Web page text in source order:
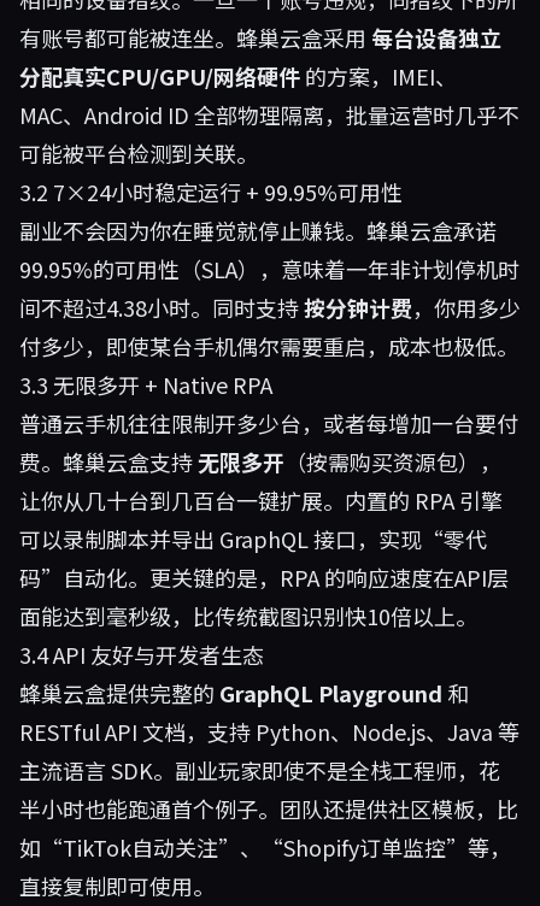
有账号都可能被连坐。蜂巢云盒采用 每台设备独立
分配真实CPU/GPU/网络硬件的方案，IMEI、
MAC、Android ID 全部物理隔离，批量运营时几乎不
可能被平台检测到关联。
3.2 7×24小时稳定运行 + 99.95%可用性
副业不会因为你在睡觉就停止赚钱。蜂巢云盒承诺
99.95%的可用性（SLA），意味着一年非计划停机时
间不超过4.38小时。同时支持按分钟计费，你用多少
付多少，即使某台手机偶尔需要重启，成本也极低。
3.3 无限多开 + Native RPA
普通云手机往往限制开多少台，或者每增加一台要付
费。蜂巢云盒支持无限多开 （按需购买资源包），
让你从几十台到几百台一键扩展。内置的 RPA 引擎
可以录制脚本并导出 GraphQL 接口，实现“零代
码”自动化。更关键的是，RPA 的响应速度在API层
面能达到毫秒级，比传统截图识别快10倍以上。
3.4 API 友好与开发者生态
蜂巢云盒提供完整的 GraphQL Playground 和
RESTful API 文档，支持 Python、Node.js、Java 等
主流语言 SDK。副业玩家即使不是全栈工程师，花
半小时也能跑通首个例子。团队还提供社区模板，比
如“TikTok自动关注”、“Shopify订单监控”等，
直接复制即可使用。